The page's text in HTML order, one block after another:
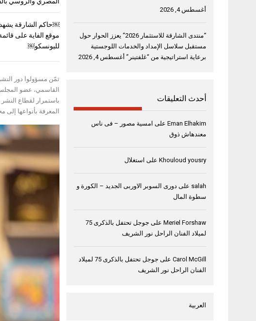
￼حاكم الشارقة
موقع الفاية على
لليونسكو￼
باستمرار لقطاع
المعرفة بأنواعها إلى
أغسطس 4, 2026
“منتدى الشارقة للاستثمار 2026” يعزز الحوار حول
مستقبل سلاسل الإمداد والخدمات اللوجستية
برعاية استراتيجية من “غلفتينر” أغسطس 4, 2026
أحدث التعليقات
Eman Elhakim على امسية مصور – فى ناس
معندهاش ذوق
Khouloud yousry على استغلال
salah على دورى السوبر الاوربى الجديد – الكورة و
سطوة المال
Meriel Forshaw على
جوجل تحتفل بالذكرى 75
لميلاد الفنان الراحل نور الشريف
Carol McGill على
جوجل تحتفل بالذكرى 75 لميلاد
الفنان الراحل نور الشريف
العربية